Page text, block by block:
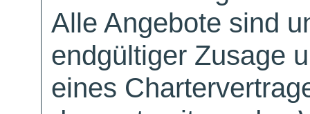
Alle Angebote sind
endgültiger Zusage
eines